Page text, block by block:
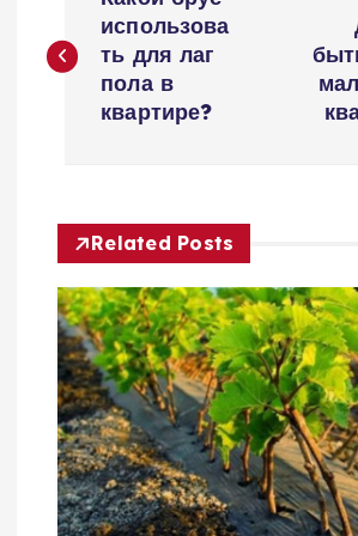
а
в
г
а
ц
и
я
п
использова
ть для лаг
пола в
квартире?
Related Posts